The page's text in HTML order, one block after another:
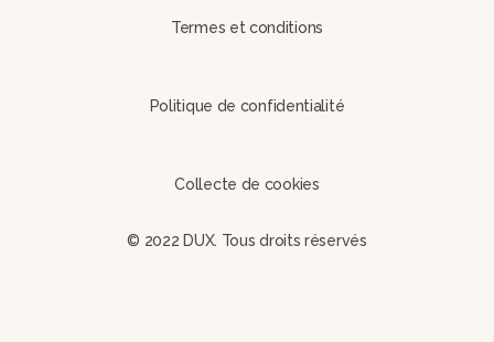
Termes et conditions
Politique de confidentialité
Collecte de cookies
© 2022 DUX. Tous droits réservés